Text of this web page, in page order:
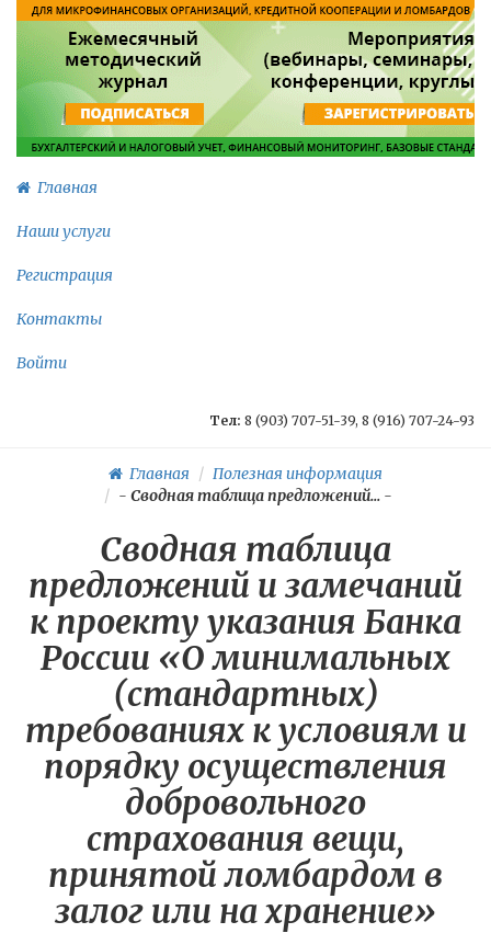
Главная
Наши услуги
Регистрация
Контакты
Войти
Тел: 8 (903) 707-51-39, 8 (916) 707-24-93
Главная
Полезная информация
- Сводная таблица предложений... -
Сводная таблица
предложений и замечаний
к проекту указания Банка
России «О минимальных
(стандартных)
требованиях к условиям и
порядку осуществления
добровольного
страхования вещи,
принятой ломбардом в
залог или на хранение»